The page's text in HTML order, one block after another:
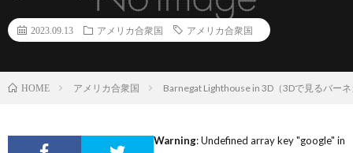
2023.09.13 アメリカ合衆国 アメリカ合衆国
HOME アメリカ合衆国 Barnegat Lighthouse in 3D（3Dで見るバー
Warning: Undefined array key "google" in